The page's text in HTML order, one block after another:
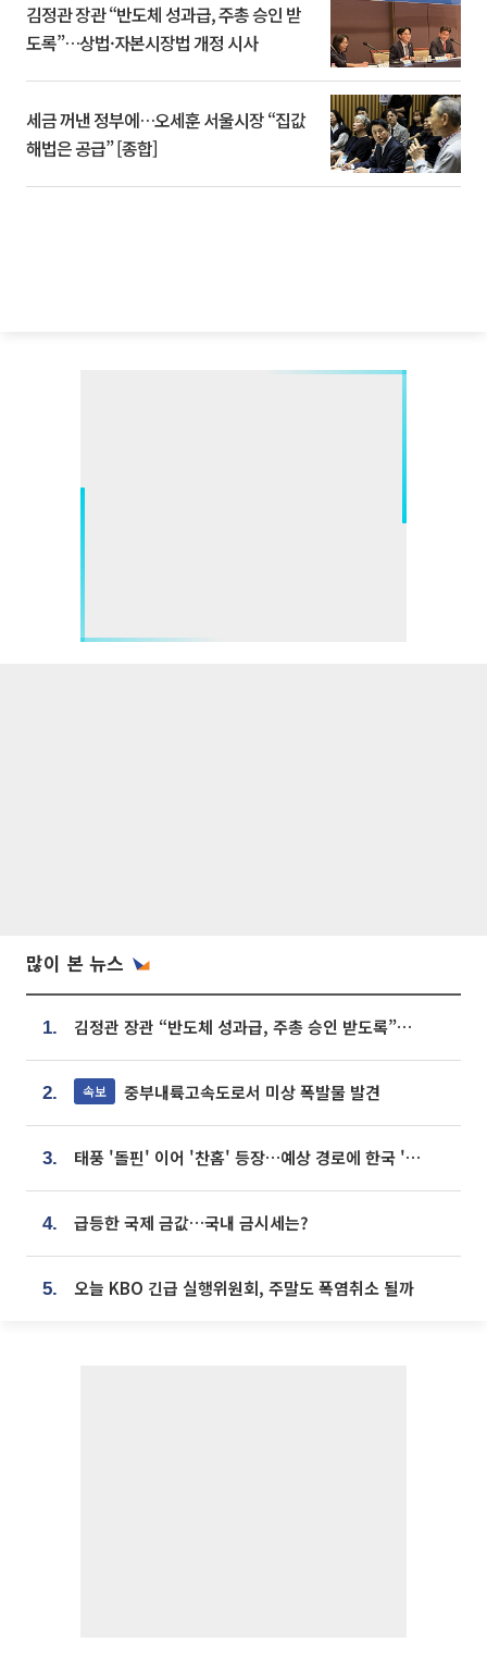
김정관 장관 “반도체 성과급, 주총 승인 받
도록”…상법·자본시장법 개정 시사
세금 꺼낸 정부에…오세훈 서울시장 “집값
해법은 공급” [종합]
많이 본 뉴스
1. 김정관 장관 “반도체 성과급, 주총 승인 받도록”…상법·자본시장법 개정 시사
2. 속보 중부내륙고속도로서 미상 폭발물 발견
3. 태풍 '돌핀' 이어 '찬홈' 등장…예상 경로에 한국 '한숨'
4. 급등한 국제 금값…국내 금시세는?
5. 오늘 KBO 긴급 실행위원회, 주말도 폭염취소 될까